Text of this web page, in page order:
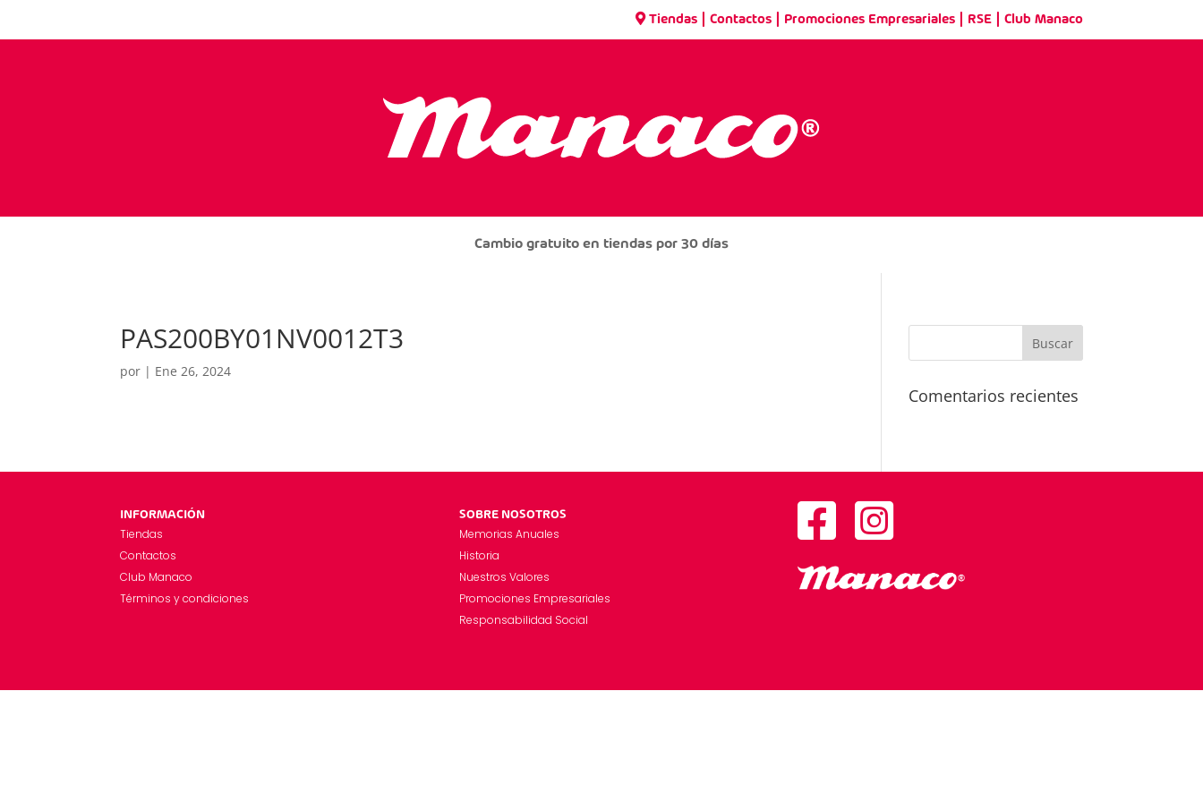
Tiendas| Contactos| Promociones Empresariales| RSE| Club Manaco
Cambio gratuito en tiendas por 30 días
PAS200BY01NV0012T3
por | Ene 26, 2024
Comentarios recientes
INFORMACIÓN
Tiendas
Contactos
Club Manaco
Términos y condiciones
SOBRE NOSOTROS
Memorias Anuales
Historia
Nuestros Valores
Promociones Empresariales
Responsabilidad Social